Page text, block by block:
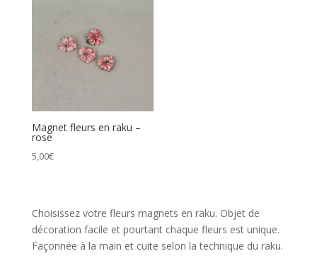
Magnet fleurs en raku –
rose
5,00€
Choisissez votre fleurs magnets en raku. Objet de
décoration facile et pourtant chaque fleurs est unique.
Façonnée à la main et cuite selon la technique du raku.